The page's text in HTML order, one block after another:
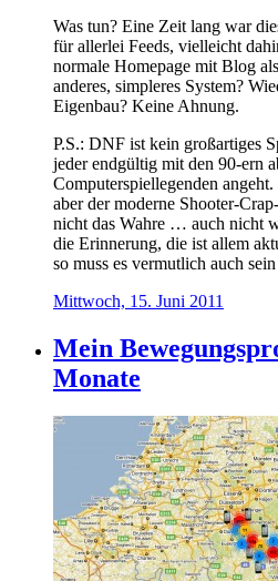
Was tun? Eine Zeit lang war
für allerlei Feeds, vielleicht
normale Homepage mit Blog
anderes, simpleres System?
Eigenbau? Keine Ahnung.
P.S.: DNF ist kein großartiges
jeder endgültig mit den 90-ern
Computerspiellegenden
aber der moderne Shooter-
nicht das Wahre … auch nicht
die Erinnerung, die ist allem
so muss es vermutlich auch
Mittwoch, 15. Juni 2011
Mein
Monate